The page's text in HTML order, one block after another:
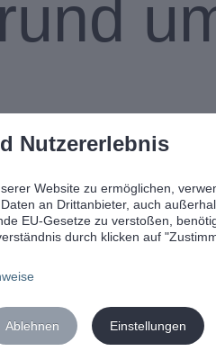
Nutzererlebnis
Website zu ermöglichen,
an Drittanbieter, auch
EU-Gesetze zu verstoßen,
durch klicken auf
Ablehnen Einstellungen
8 9 10 11